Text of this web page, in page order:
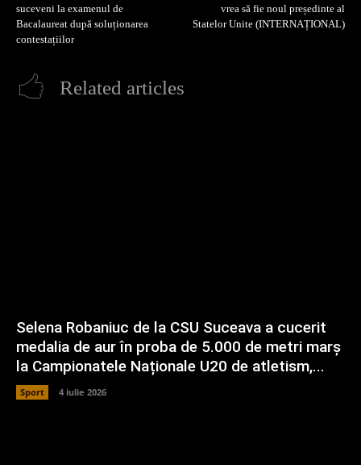
suceveni la examenul de
Bacalaureat după soluționarea
contestațiilor
vrea să fie noul președinte al
Statelor Unite (INTERNAȚIONAL)
Related articles
Selena Robaniuc de la CSU Suceava a cucerit
medalia de aur în proba de 5.000 de metri marș
la Campionatele Naționale U20 de atletism,...
Sport 4 iulie 2026